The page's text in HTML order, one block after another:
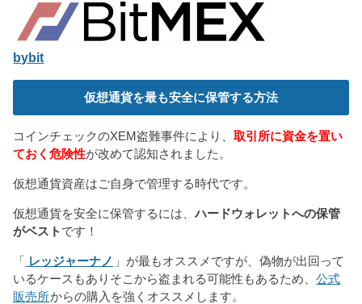
bybit
仮想通貨を最も安全に保管する方法
コインチェックのXEM盗難事件により、取引所に資金を置い
ておく危険性が改めて認知されました。
仮想通貨資産はご自身で管理する時代です。
仮想通貨を安全に保管するには、ハードウォレットへの保管
がベスト です！
「 レッジャーナノ 」が最もオススメですが、偽物が出回って
いるケースもありそこから盗まれる可能性もあるため、公式
販売所からの購入を強くオススメします。